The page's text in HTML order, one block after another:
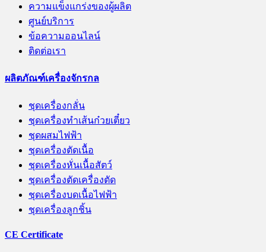
ความแข็งแกร่งของผู้ผลิต
ศูนย์บริการ
ข้อความออนไลน์
ติดต่อเรา
ผลิตภัณฑ์เครื่องจักรกล
ชุดเครื่องกลั่น
ชุดเครื่องทำเส้นก๋วยเตี๋ยว
ชุดผสมไฟฟ้า
ชุดเครื่องตัดเนื้อ
ชุดเครื่องหั่นเนื้อสัตว์
ชุดเครื่องตัดเครื่องตัด
ชุดเครื่องบดเนื้อไฟฟ้า
ชุดเครื่องลูกชิ้น
CE Certificate